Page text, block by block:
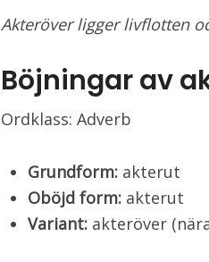
Akteröver ligger livflotten
Böjningar av
Ordklass: Adverb
Grundform: akterut
Oböjd form: akterut
Variant: akteröver